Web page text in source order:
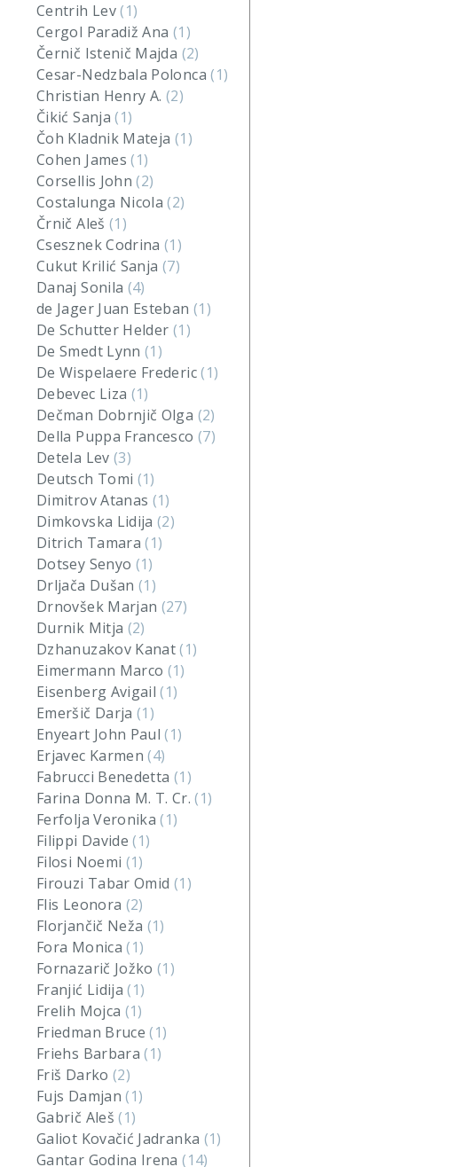
Centrih Lev(1)
Cergol Paradiž Ana (1)
Černič Istenič Majda (2)
Cesar-Nedzbala Polonca(1)
Christian Henry A. (2)
Čikić Sanja(1)
Čoh Kladnik Mateja (1)
Cohen James(1)
Corsellis John(2)
Costalunga Nicola(2)
Črnič Aleš (1)
Csesznek Codrina(1)
Cukut Krilić Sanja (7)
Danaj Sonila (4)
de Jager Juan Esteban (1)
De Schutter Helder (1)
De Smedt Lynn(1)
De Wispelaere Frederic(1)
Debevec Liza (1)
Dečman Dobrnjič Olga (2)
Della Puppa Francesco (7)
Detela Lev (3)
Deutsch Tomi (1)
Dimitrov Atanas (1)
Dimkovska Lidija(2)
Ditrich Tamara(1)
Dotsey Senyo (1)
Drljača Dušan(1)
Drnovšek Marjan (27)
Durnik Mitja (2)
Dzhanuzakov Kanat(1)
Eimermann Marco (1)
Eisenberg Avigail(1)
Emeršič Darja(1)
Enyeart John Paul(1)
Erjavec Karmen(4)
Fabrucci Benedetta (1)
Farina Donna M. T. Cr.(1)
Ferfolja Veronika(1)
Filippi Davide(1)
Filosi Noemi (1)
Firouzi Tabar Omid (1)
Flis Leonora (2)
Florjančič Neža (1)
Fora Monica(1)
Fornazarič Jožko(1)
Franjić Lidija(1)
Frelih Mojca (1)
Friedman Bruce(1)
Friehs Barbara(1)
Friš Darko (2)
Fujs Damjan(1)
Gabrič Aleš(1)
Galiot Kovačić Jadranka (1)
Gantar Godina Irena(14)